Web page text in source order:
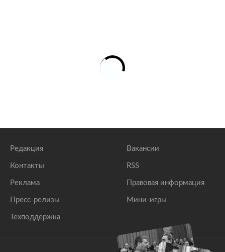
Редакция
Контакты
Реклама
Пресс-релизы
Техподдержка
Вакансии
RSS
Правовая информация
Мини-игры